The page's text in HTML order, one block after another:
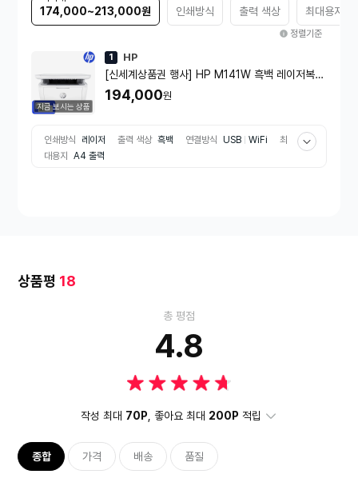
174,000~213,000원 인쇄방식 출력 색상 최대용지
정렬기준
지금 보시는 상품
1 HP
[신세계상품권 행사] HP M141W 흑백 레이저복합
기 인쇄 복사 스캔/ WiFi무선 출력
194,000원
인쇄방식 레이저 출력 색상 흑백 연결방식 USB WiFi
최
대용지
A4 출력
상품평 18
총 평점
4.8
작성 최대 70P , 좋아요 최대 200P 적립
종합 가격 배송 품질